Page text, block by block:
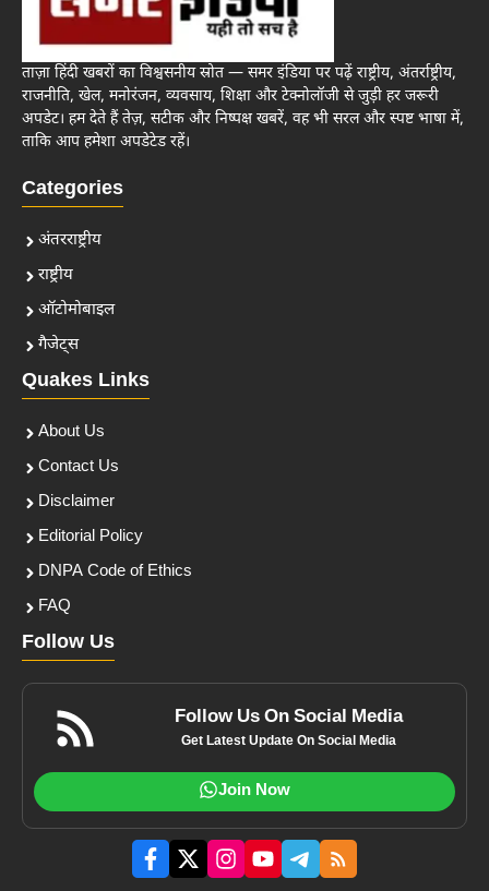
ताज़ा हिंदी खबरों का विश्वसनीय स्रोत — समर इंडिया पर पढ़ें राष्ट्रीय, अंतर्राष्ट्रीय,
राजनीति, खेल, मनोरंजन, व्यवसाय, शिक्षा और टेक्नोलॉजी से जुड़ी हर जरूरी
अपडेट। हम देते हैं तेज़, सटीक और निष्पक्ष खबरें, वह भी सरल और स्पष्ट भाषा में,
ताकि आप हमेशा अपडेटेड रहें।
Categories
अंतरराष्ट्रीय
राष्ट्रीय
ऑटोमोबाइल
गैजेट्स
Quakes Links
About Us
Contact Us
Disclaimer
Editorial Policy
DNPA Code of Ethics
FAQ
Follow Us
Follow Us On Social Media
Get Latest Update On Social Media
Join Now